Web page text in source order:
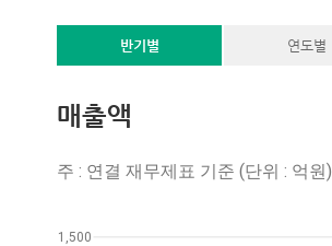
반기별 연도별
매출액
주 : 연결 재무제표 기준 (단위 : 억원)
1,500